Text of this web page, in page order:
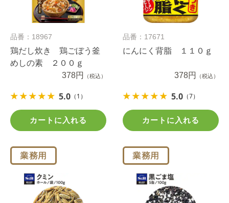
品番：18967
鶏だし炊き 鶏ごぼう釜
めしの素 ２００ｇ
378円
（税込）
5.0 （1）
カートに入れる
品番：17671
にんにく背脂 １１０ｇ
378円 （税込）
5.0 （7）
カートに入れる